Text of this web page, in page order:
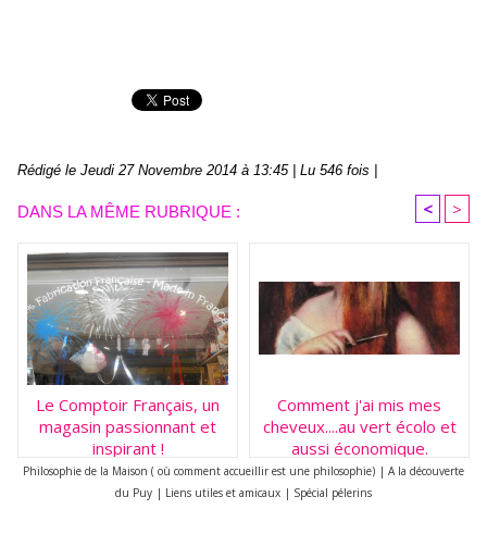
Rédigé le Jeudi 27 Novembre 2014 à 13:45 | Lu 546 fois |
DANS LA MÊME RUBRIQUE : < >
Le Comptoir Français, un
magasin passionnant et
inspirant !
Comment j'ai mis mes
cheveux....au vert écolo et
aussi économique.
Passage aux coloration
bio.
Philosophie de la Maison ( où comment accueillir est une philosophie) | A la découverte
du Puy | Liens utiles et amicaux | Spécial pélerins